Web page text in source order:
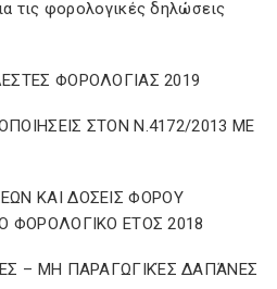
τις φορολογικές δηλώσεις
ΦΟΡΟΛΟΓΙΑΣ 2019
ΣΤΟΝ Ν.4172/2013 ΜΕ
ΚΑΙ ΔΟΣΕΙΣ ΦΟΡΟΥ
ΦΟΡΟΛΟΓΙΚΟ ΕΤΟΣ 2018
– ΜΗ ΠΑΡΑΓΩΓΙΚΈΣ ΔΑΠΆΝΕΣ